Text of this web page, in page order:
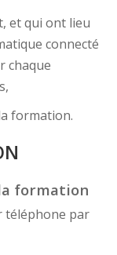
et qui ont lieu
connecté
chaque
formation.
formation
téléphone par